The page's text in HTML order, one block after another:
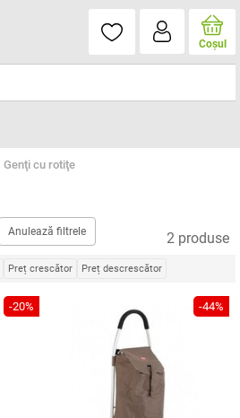
Coşul
Genţi cu rotiţe
Anulează filtrele 2 produse
Preț crescător Preț descrescător
-20% -44%